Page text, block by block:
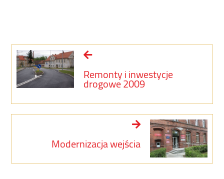
Remonty i inwestycje
drogowe 2009
Modernizacja wejścia